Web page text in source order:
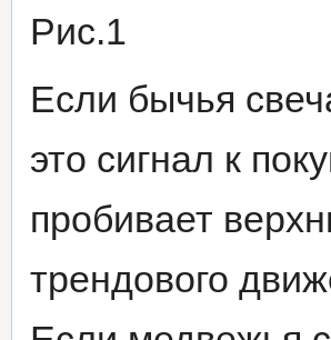
Рис.1
Если бычья
это сигнал к
пробивает
трендового